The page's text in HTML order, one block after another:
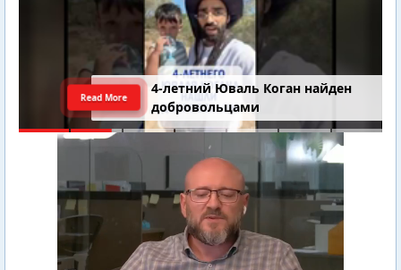
4-летний Юваль Коган найден
добровольцами
Read More